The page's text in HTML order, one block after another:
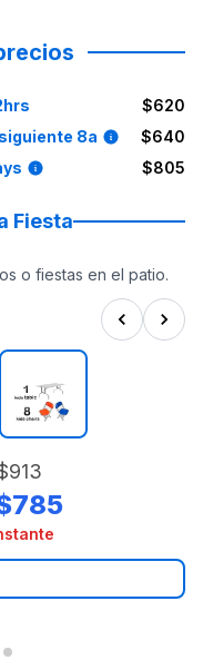
¡Sin
$620
8a
$640
$805
Fiesta
o fiestas en el patio.